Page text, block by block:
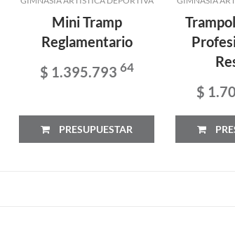
Mini Tramp
Reglamentario
$ 1.395.793 64
PRESUPUESTAR
$